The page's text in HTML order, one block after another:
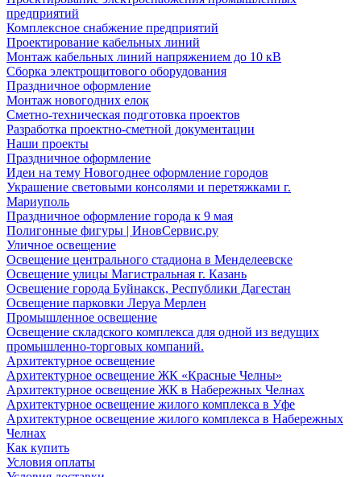
предприятий
Комплексное снабжение предприятий
Проектирование кабельных линий
Монтаж кабельных линий напряжением до 10 кВ
Сборка электрощитового оборудования
Праздничное оформление
Монтаж новогодних елок
Сметно-техническая подготовка проектов
Разработка проектно-сметной документации
Наши проекты
Праздничное оформление
Идеи на тему Новогоднее оформление городов
Украшение световыми консолями и перетяжками г.
Мариуполь
Праздничное оформление города к 9 мая
Полигонные фигуры | ИновСервис.ру
Уличное освещение
Освещение центрального стадиона в Менделеевске
Освещение улицы Магистральная г. Казань
Освещение города Буйнакск, Республики Дагестан
Освещение парковки Леруа Мерлен
Промышленное освещение
Освещение складского комплекса для одной из ведущих
промышленно-торговых компаний.
Архитектурное освещение
Архитектурное освещение ЖК «Красные Челны»
Архитектурное освещение ЖК в Набережных Челнах
Архитектурное освещение жилого комплекса в Уфе
Архитектурное освещение жилого комплекса в Набережных
Челнах
Как купить
Условия оплаты